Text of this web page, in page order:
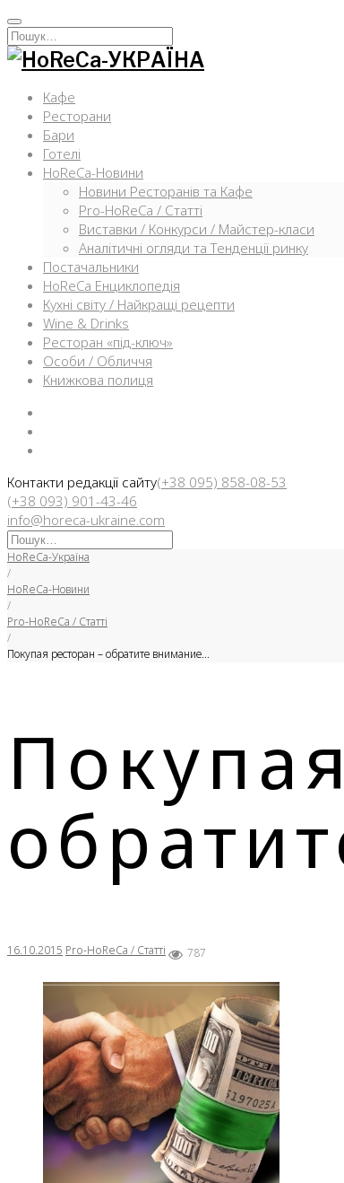
Перейти
к
содержимому
Искать:
Кафе
Ресторани
Бари
Готелі
HoReCa-Новини
Новини Ресторанів та Кафе
Pro-HoReCa / Статті
Виставки / Конкурси / Майстер-класи
Аналітичні огляди та Тенденції ринку
Постачальники
HoReCa Енциклопедія
Кухні світу / Найкращі рецепти
Wine & Drinks
Ресторан «під-ключ»
Особи / Обличчя
Книжкова полиця
Контакти редакції сайту(+38 095) 858-08-53
(+38 093) 901-43-46
info@horeca-ukraine.com
Искать:
HoReCa-Україна
/
HoReCa-Новини
/
Pro-HoReCa / Статті
/
Покупая ресторан – обратите внимание…
16.10.2015 Pro-HoReCa / Статті 787